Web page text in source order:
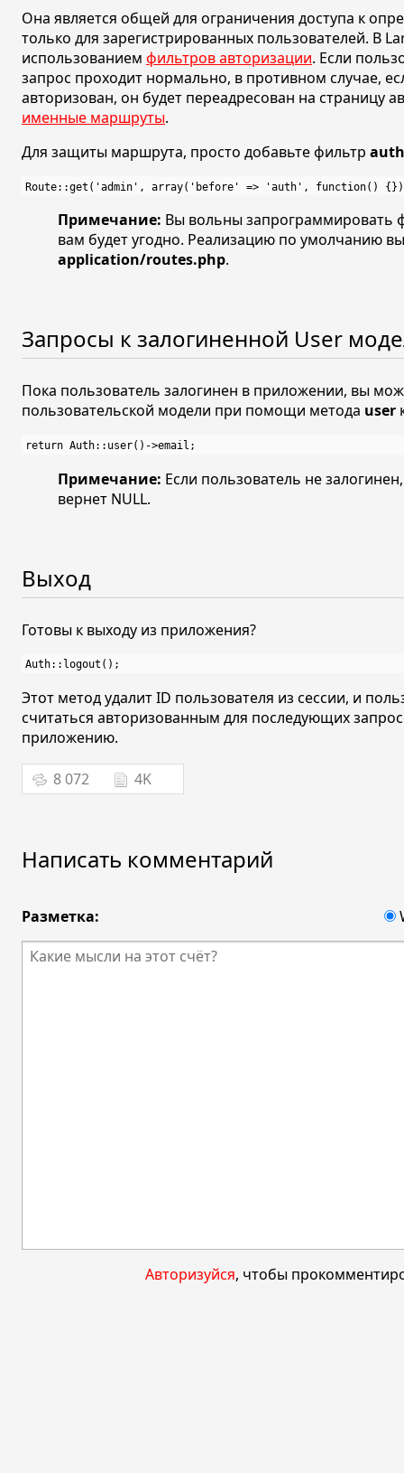
Она является общей для ограничения доступа к
только для зарегистрированных пользователей. В
использованием фильтров авторизации. Если
запрос проходит нормально, в противном случае,
авторизован, он будет переадресован на страницу
именные маршруты.
Для защиты маршрута, просто добавьте фильтр auth
Примечание: Вы вольны запрограммировать
вам будет угодно. Реализацию по умолчанию
application/routes.php.
Запросы к залогиненной User
Пока пользователь залогинен в приложении, вы
пользовательской модели при помощи метода user
Примечание: Если пользователь не
вернет NULL.
Выход
Готовы к выходу из приложения?
Этот метод удалит ID пользователя из сессии, и
считаться авторизованным для последующих
приложению.
8 072 4K
Написать комментарий
Разметка:
Авторизуйся, чтобы